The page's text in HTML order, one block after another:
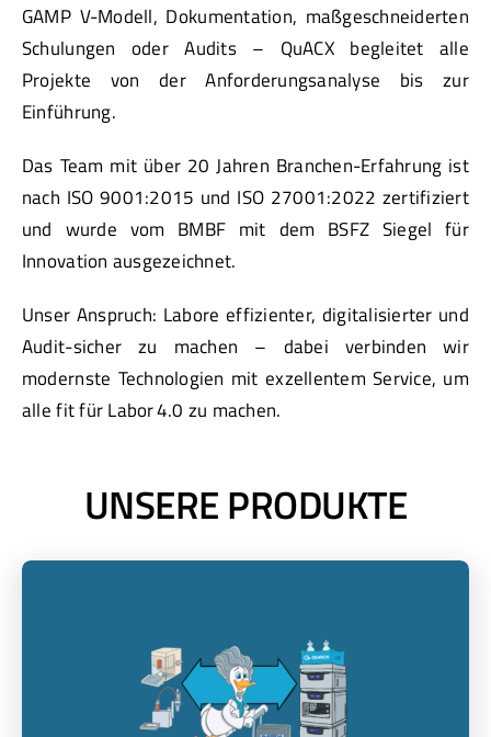
GAMP V-Modell, Dokumentation, maßgeschneiderten
Schulungen oder Audits – QuACX begleitet alle
Projekte von der Anforderungsanalyse bis zur
Einführung.
Das Team mit über 20 Jahren Branchen-Erfahrung ist
nach ISO 9001:2015 und ISO 27001:2022 zertifiziert
und wurde vom BMBF mit dem BSFZ Siegel für
Innovation ausgezeichnet.
Unser Anspruch: Labore effizienter, digitalisierter und
Audit-sicher zu machen – dabei verbinden wir
modernste Technologien mit exzellentem Service, um
alle fit für Labor 4.0 zu machen.
UNSERE PRODUKTE